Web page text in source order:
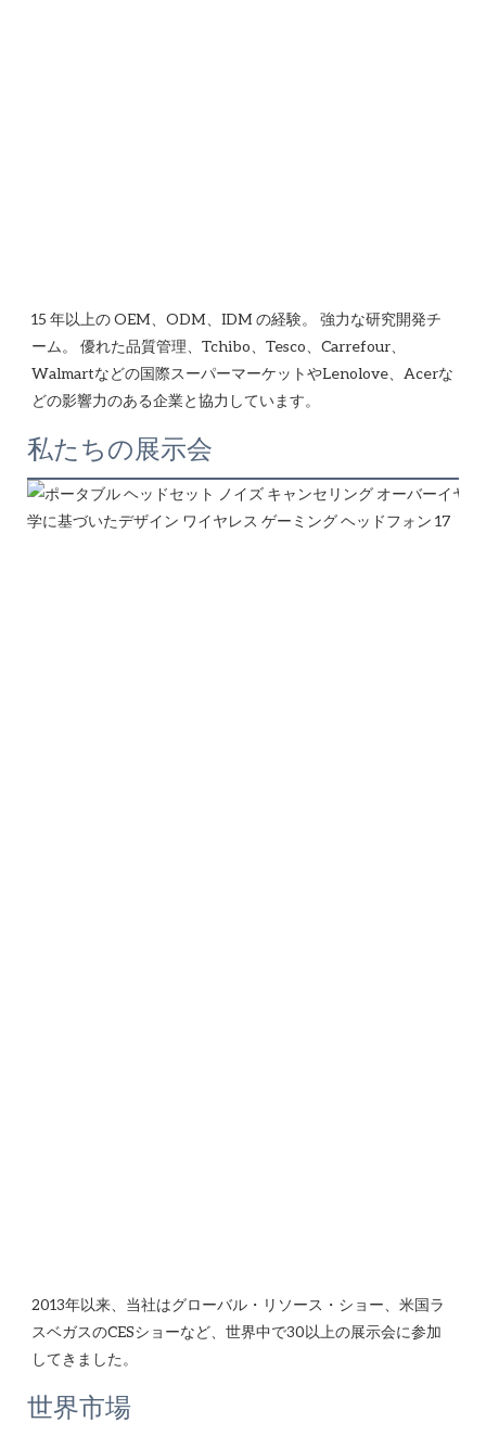
15 年以上の OEM、ODM、IDM の経験。 強力な研究開発チ
ーム。 優れた品質管理、Tchibo、Tesco、Carrefour、
Walmartなどの国際スーパーマーケットやLenolove、Acerな
私たちの展示会
2013年以来、当社はグローバル・リソース・ショー、米国ラ
スベガスのCESショーなど、世界中で30以上の展示会に参加
世界市場